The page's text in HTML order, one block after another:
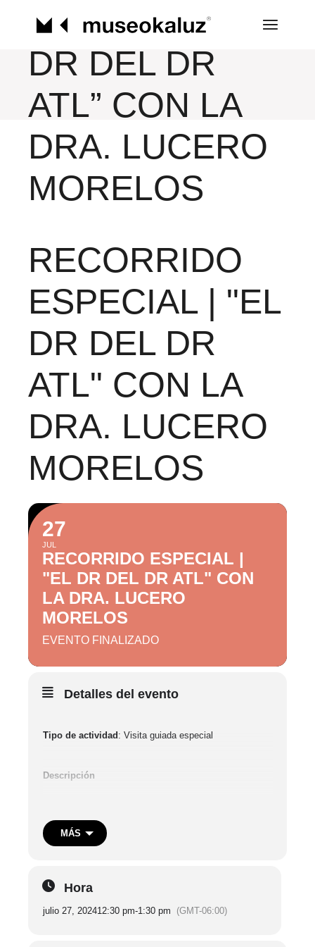
contenidoESPECIAL | “EL
DR DEL DR
ATL” CON LA
DRA. LUCERO
MORELOS
RECORRIDO
ESPECIAL | "EL
DR DEL DR
ATL" CON LA
DRA. LUCERO
MORELOS
27
JUL
RECORRIDO ESPECIAL |
"EL DR DEL DR ATL" CON
LA DRA. LUCERO
MORELOS
EVENTO FINALIZADO
Detalles del evento
Tipo de actividad : Visita guiada especial
Descripción
recorridos guiados con especialistas en historia de la
ciencia y de geología cuyas perspectivas se centrarán
sitios de mayor relevancia geológica a nivel mundial.
Participantes: Dra. Lucero Morelos
MÁS
Hora
julio 27, 202412:30 pm-1:30 pm (GMT-06:00)